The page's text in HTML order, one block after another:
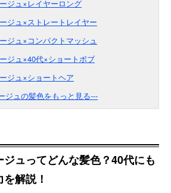
ジュ×レイヤーロング
ジュ×ストレートレイヤー
ジュ×コンパクトマッシュ
ジュ×40代×ショートボブ
ジュ×ショートヘア
ジュの髪色をもっと見る---
ジュってどんな髪色？40代にも
解説！